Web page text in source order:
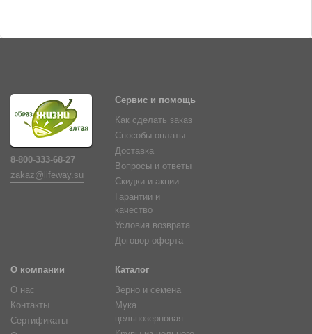
8-800-333-68-27
zakaz@lifeway.su
Сервис и помощь
Как сделать заказ
Способы оплаты
Доставка
Вопросы и ответы
Скидки и акции
Гарантии и
качество
Условия возврата
Договор-оферта
О компании
О нас
Контакты
Сертификаты
Каталог
Зерно и семена
Мука
цельнозерновая